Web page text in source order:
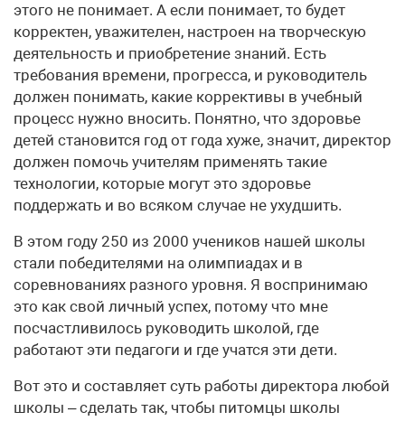
этого не понимает. А если понимает, то будет
корректен, уважителен, настроен на творческую
деятельность и приобретение знаний. Есть
требования времени, прогресса, и руководитель
должен понимать, какие коррективы в учебный
процесс нужно вносить. Понятно, что здоровье
детей становится год от года хуже, значит, директор
должен помочь учителям применять такие
технологии, которые могут это здоровье
поддержать и во всяком случае не ухудшить.
В этом году 250 из 2000 учеников нашей школы
стали победителями на олимпиадах и в
соревнованиях разного уровня. Я воспринимаю
это как свой личный успех, потому что мне
посчастливилось руководить школой, где
работают эти педагоги и где учатся эти дети.
Вот это и составляет суть работы директора любой
школы – сделать так, чтобы питомцы школы